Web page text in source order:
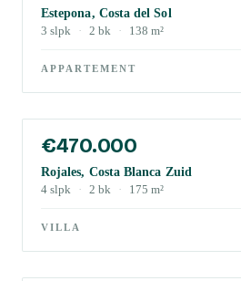
Estepona, Costa del Sol
3 slpk · 2 bk · 138 m²
APPARTEMENT
€470.000
Rojales, Costa Blanca Zuid
4 slpk · 2 bk · 175 m²
VILLA